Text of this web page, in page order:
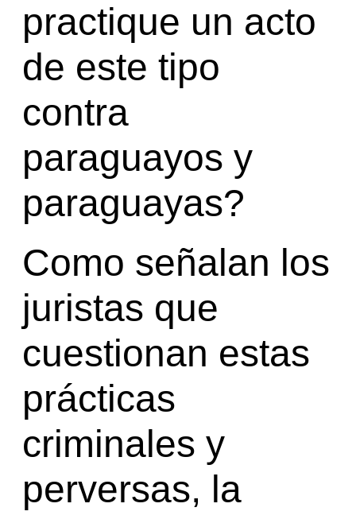
practique un acto
de este tipo
contra
paraguayos y
paraguayas?
Como señalan los
juristas que
cuestionan estas
prácticas
criminales y
perversas, la